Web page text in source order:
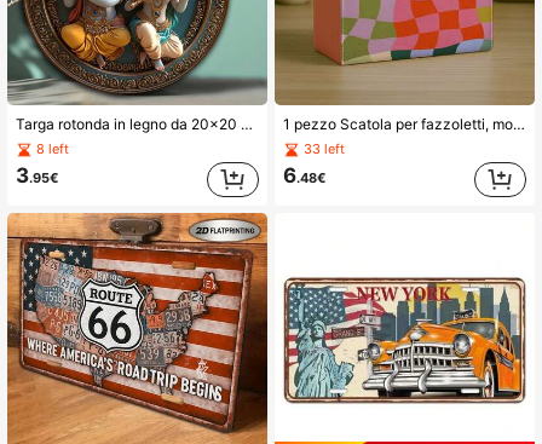
Targa rotonda in legno da 20x20 cm con raffigurazione di Lord e Dea Radha - Regalo perfetto per induisti, decorazione per fattoria e cottage, appendibile alla porta, opera d'arte da parete, stile con fori casuali
8 left
3.95€
1 pezzo Scatola per fazzoletti, motivo ondulato colorato - sfondo astratto vintage, scatola decorativa resistente, adatta per cucina, soggiorno, camera da letto, auto - decorazione multifunzionale per la casa durante le vacanze, ideale per l'esposizione su scrivania o scaffale
33 left
6.48€